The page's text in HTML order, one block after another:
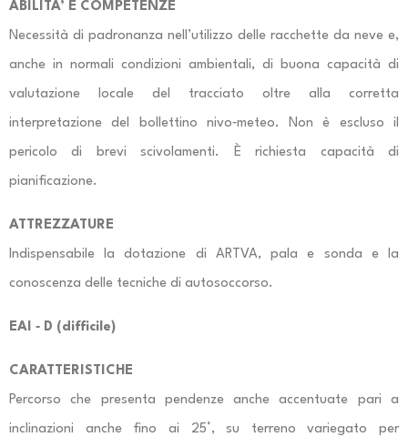
ABILITA’ E COMPETENZE
Necessità di padronanza nell’utilizzo delle racchette da neve e,
anche in normali condizioni ambientali, di buona capacità di
valutazione locale del tracciato oltre alla corretta
interpretazione del bollettino nivo‐meteo. Non è escluso il
pericolo di brevi scivolamenti. È richiesta capacità di
pianificazione.
ATTREZZATURE
Indispensabile la dotazione di ARTVA, pala e sonda e la
conoscenza delle tecniche di autosoccorso.
EAI ‐ D (difficile)
CARATTERISTICHE
Percorso che presenta pendenze anche accentuate pari a
inclinazioni anche fino ai 25°, su terreno variegato per